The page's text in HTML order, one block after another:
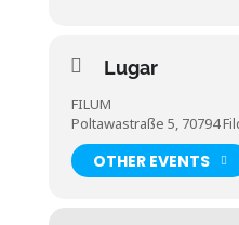
Lugar
FILUM
Poltawastraße 5, 70794
OTHER EVENTS